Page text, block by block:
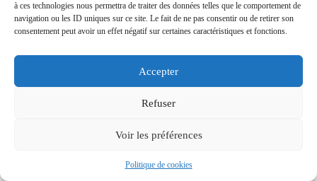
à ces technologies nous permettra de traiter des données telles que le comportement de
navigation ou les ID uniques sur ce site. Le fait de ne pas consentir ou de retirer son
consentement peut avoir un effet négatif sur certaines caractéristiques et fonctions.
Accepter
Refuser
Voir les préférences
Politique de cookies
Copyright © 2026 - Coop 14
Mentions légales